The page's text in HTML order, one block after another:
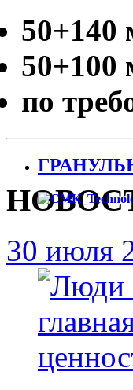
50+140
50+100
по
30 июля